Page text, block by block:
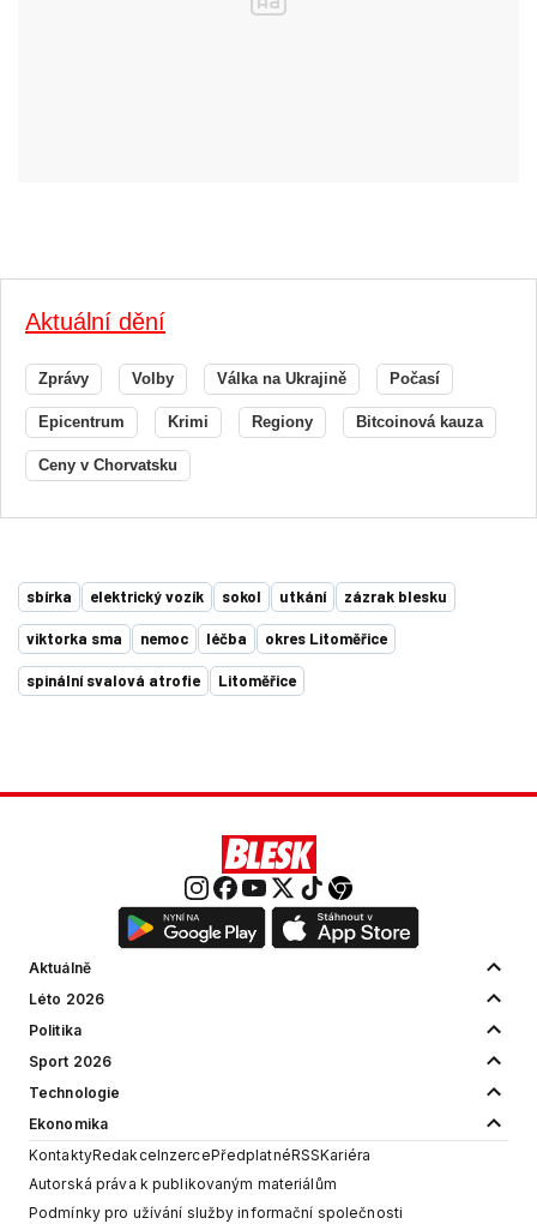
Aktuální dění
Zprávy Volby Válka na Ukrajině Počasí
Epicentrum Krimi Regiony Bitcoinová kauza
Ceny v Chorvatsku
sbírka elektrický vozík sokol utkání zázrak blesku
viktorka sma nemoc léčba okres Litoměřice
spinální svalová atrofie Litoměřice
Aktuálně
Léto 2026
Politika
Sport 2026
Technologie
Ekonomika
KontaktyRedakceInzercePředplatnéRSSKariéra
Autorská práva k publikovaným materiálům
Podmínky pro užívání služby informační společnosti